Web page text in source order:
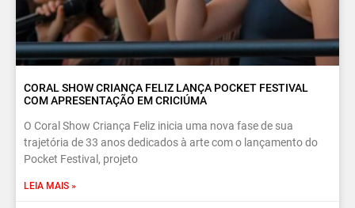
CORAL SHOW CRIANÇA FELIZ LANÇA POCKET FESTIVAL
COM APRESENTAÇÃO EM CRICIÚMA
O Coral Show Criança Feliz inicia uma nova fase de sua
trajetória de 33 anos dedicados à arte com o lançamento do
Pocket Festival, projeto
LEIA MAIS »